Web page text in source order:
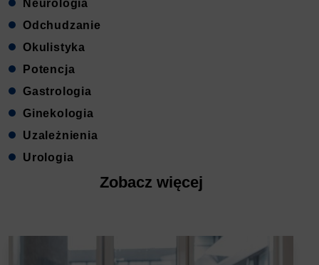
Neurologia
Odchudzanie
Okulistyka
Potencja
Gastrologia
Ginekologia
Uzależnienia
Urologia
Zobacz więcej